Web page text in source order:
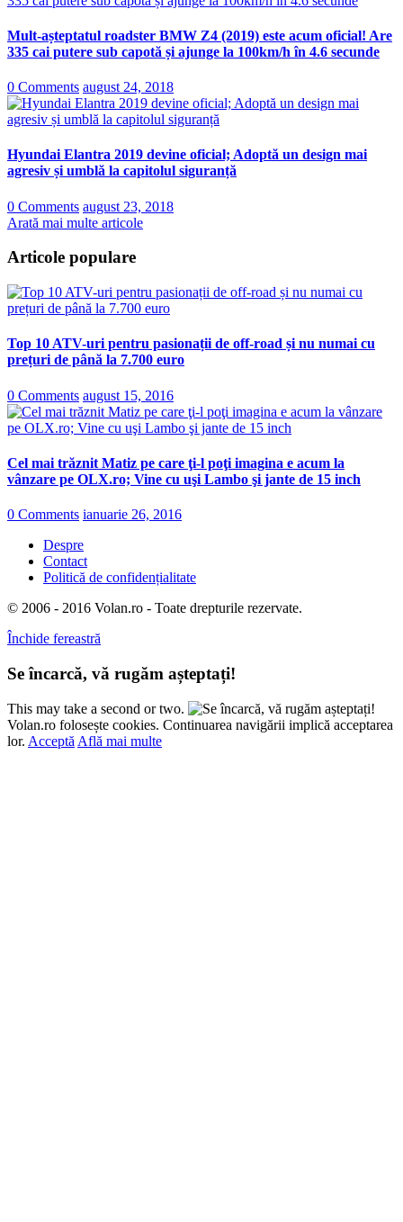
Mult-așteptatul roadster BMW Z4 (2019) este acum oficial! Are
335 cai putere sub capotă și ajunge la 100km/h în 4.6 secunde
0 Comments august 24, 2018
Hyundai Elantra 2019 devine oficial; Adoptă un design mai
agresiv și umblă la capitolul siguranță
0 Comments august 23, 2018
Arată mai multe articole
Articole populare
Top 10 ATV-uri pentru pasionații de off-road și nu numai cu
prețuri de până la 7.700 euro
0 Comments august 15, 2016
Cel mai trăznit Matiz pe care ţi-l poţi imagina e acum la
vânzare pe OLX.ro; Vine cu uşi Lambo şi jante de 15 inch
0 Comments ianuarie 26, 2016
Despre
Contact
Politică de confidențialitate
© 2006 - 2016 Volan.ro - Toate drepturile rezervate.
Închide fereastră
Se încarcă, vă rugăm așteptați!
This may take a second or two.
Volan.ro folosește cookies. Continuarea navigării implică acceptarea
lor. Acceptă Află mai multe